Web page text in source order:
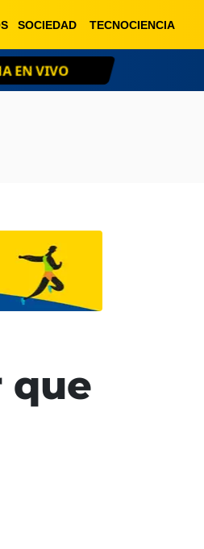
SOCIEDAD TECNOCIENCIA
EN VIVO
que